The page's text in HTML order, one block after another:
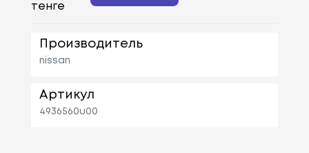
тенге
Производитель
nissan
Артикул
4936560u00